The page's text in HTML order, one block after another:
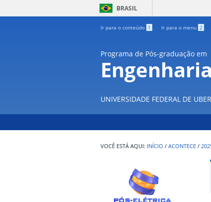
BRASIL
Ir para o conteúdo 1 Ir para o menu 2
Programa de Pós-graduação em
UNIVERSIDADE FEDERAL DE
INÍCIO / ACONTECE /